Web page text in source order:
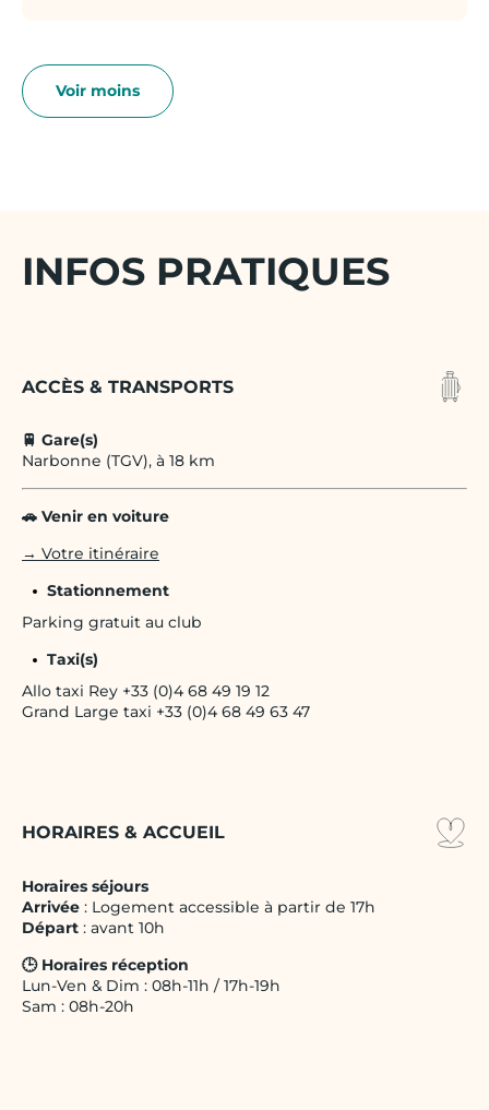
INFOS PRATIQUES
ACCÈS & TRANSPORTS
🚆 Gare(s)
Narbonne (TGV), à 18 km
🚗 Venir en voiture
→ Votre itinéraire
Stationnement
Parking gratuit au club
Taxi(s)
Allo taxi Rey +33 (0)4 68 49 19 12
Grand Large taxi +33 (0)4 68 49 63 47
HORAIRES & ACCUEIL
Horaires séjours
Arrivée : Logement accessible à partir de 17h
Départ : avant 10h
🕒 Horaires réception
Lun-Ven & Dim : 08h-11h / 17h-19h
Sam : 08h-20h